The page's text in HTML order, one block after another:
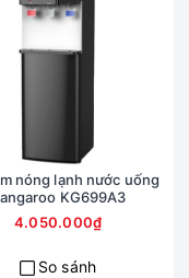
được trang bị
cho gia đình có
độ
nóng lạnh nước uống
KG699A3
4.050.000₫
So sánh